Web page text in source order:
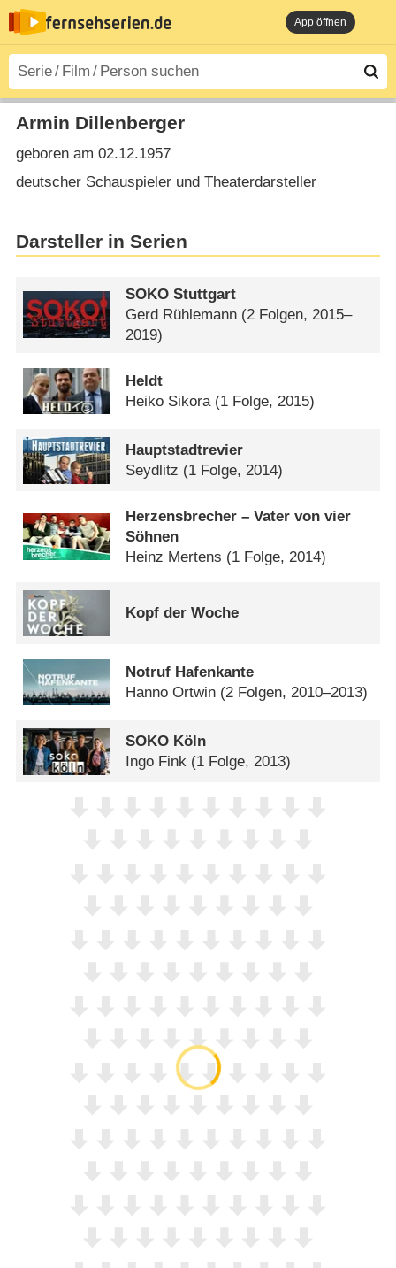
App öffnen
Armin Dillenberger
geboren am 02.12.1957
deutscher Schauspieler und Theaterdarsteller
Darsteller in Serien
SOKO Stuttgart
Gerd Rühlemann (2 Folgen, 2015–
2019)
Heldt
Heiko Sikora (1 Folge, 2015)
Hauptstadtrevier
Seydlitz (1 Folge, 2014)
Herzensbrecher – Vater von vier
Söhnen
Heinz Mertens (1 Folge, 2014)
Kopf der Woche
Notruf Hafenkante
Hanno Ortwin (2 Folgen, 2010–2013)
SOKO Köln
Ingo Fink (1 Folge, 2013)